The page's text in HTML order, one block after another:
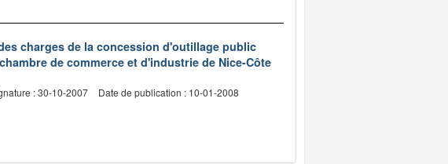
charges de la concession d'outillage public
de commerce et d'industrie de Nice-Côte
: 30-10-2007 Date de publication : 10-01-2008